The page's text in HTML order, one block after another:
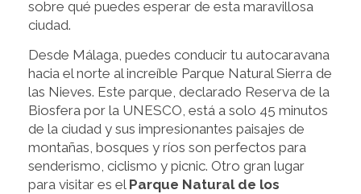
sobre qué puedes esperar de esta maravillosa
ciudad.
Desde Málaga, puedes conducir tu autocaravana
hacia el norte al increíble Parque Natural Sierra de
las Nieves. Este parque, declarado Reserva de la
Biosfera por la UNESCO, está a solo 45 minutos
de la ciudad y sus impresionantes paisajes de
montañas, bosques y ríos son perfectos para
senderismo, ciclismo y picnic. Otro gran lugar
para visitar es el Parque Natural de los